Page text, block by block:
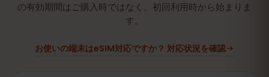
の有効期間はご購入時ではなく、初回利用時から始まりま
す。
お使いの端末はeSIM対応ですか？ 対応状況を確認